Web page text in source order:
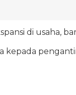
di usaha,
kepada